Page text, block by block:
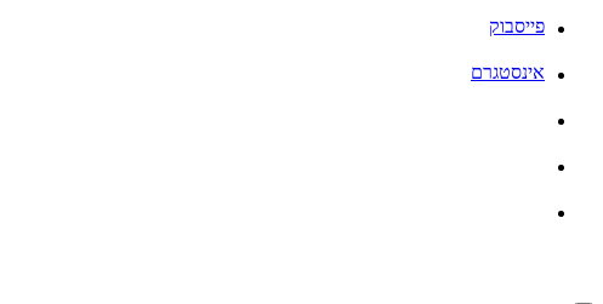
פייסבוק
אינסטגרם